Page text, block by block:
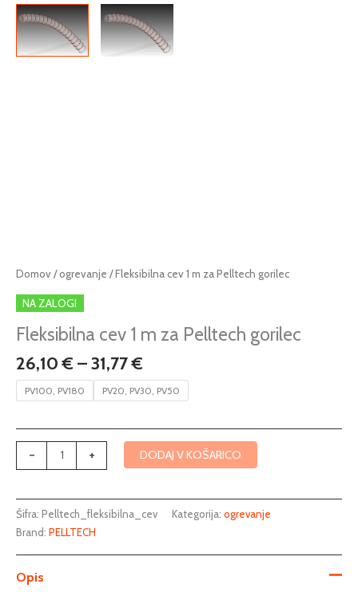
Domov/ogrevanje / Fleksibilna cev 1 m za Pelltech gorilec
NA ZALOGI
Fleksibilna cev 1 m za Pelltech gorilec
26,10€ –31,77€
Cenovni
26,10 €
do
PV100, PV180 PV20, PV30, PV50
-
Fleksibilna
cev
1
m
Pelltech
gorilec
količina
+ DODAJ V KOŠARICO
Šifra: Pelltech_fleksibilna_cev Kategorija: ogrevanje
Brand: PELLTECH
Opis